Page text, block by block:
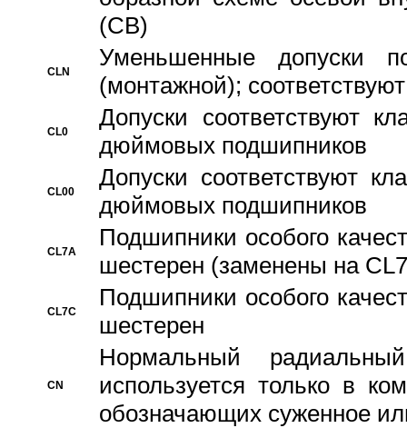
(CB)
CLN
Уменьшенные
(монтажной);
CL0
Допуски соответствуют
дюймовых подшипников
CL00
Допуски соответствуют
дюймовых подшипников
CL7A
Подшипники особого
шестерен (заменены на
CL7C
Подшипники особого
шестерен
CN
Hормальный
используется только в
обозначающих суженное